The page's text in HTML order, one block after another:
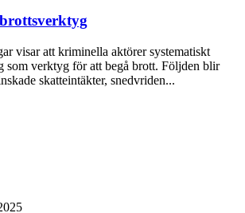
visar att kriminella aktörer systematiskt
som verktyg för att begå brott. Följden blir
skatteintäkter, snedvriden...